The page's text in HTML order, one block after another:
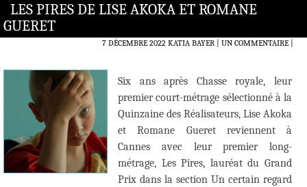
LES PIRES DE LISE AKOKA ET ROMANE
GUERET
7 DÉCEMBRE 2022 KATIA BAYER UN COMMENTAIRE|
Six ans après Chasse royale, leur
premier court-métrage sélectionné à la
Quinzaine des Réalisateurs, Lise Akoka
et Romane Gueret reviennent à
Cannes avec leur premier long-
métrage, Les Pires, lauréat du Grand
Prix dans la section Un certain regard